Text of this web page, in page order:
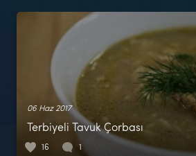
06 Haz 2017
Terbiyeli Tavuk Çorbası
16 1